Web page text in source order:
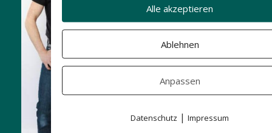
Alle akzeptieren
Ablehnen
Anpassen
Datenschutz | Impressum